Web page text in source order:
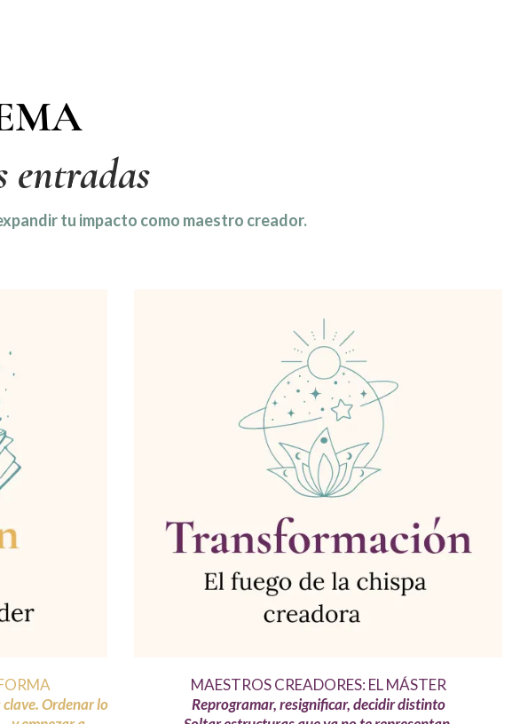
entradas
tu impacto como maestro creador.
Ordenar lo
MAESTROS CREADORES: EL MÁSTER
Reprogramar, resignificar, decidir distinto